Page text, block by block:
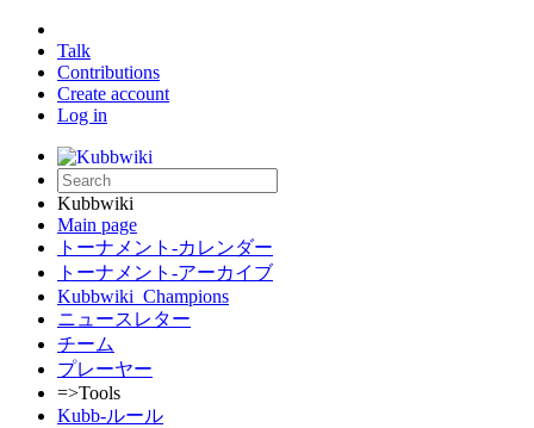
Talk
Contributions
Create account
Log in
Kubbwiki
Main page
トーナメント-カレンダー
トーナメント-アーカイブ
Kubbwiki_Champions
ニュースレター
チーム
プレーヤー
=>Tools
Kubb-ルール